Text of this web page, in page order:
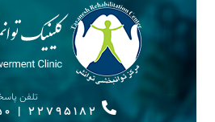
تلفن
22795182
|